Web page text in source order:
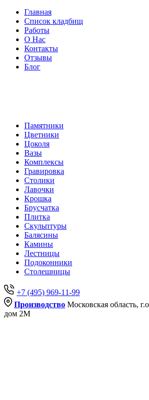
Главная
Список кладбищ
Работы
О Нас
Контакты
Отзывы
Блог
Памятники
Цветники
Цоколя
Вазы
Комплексы
Гравировка
Столики
Лавочки
Крошка
Брусчатка
Плитка
Скульптуры
Балясины
Камины
Лестницы
Подоконники
Столешницы
+7 (495) 969-11-99
Производство Московская область,
дом 2М